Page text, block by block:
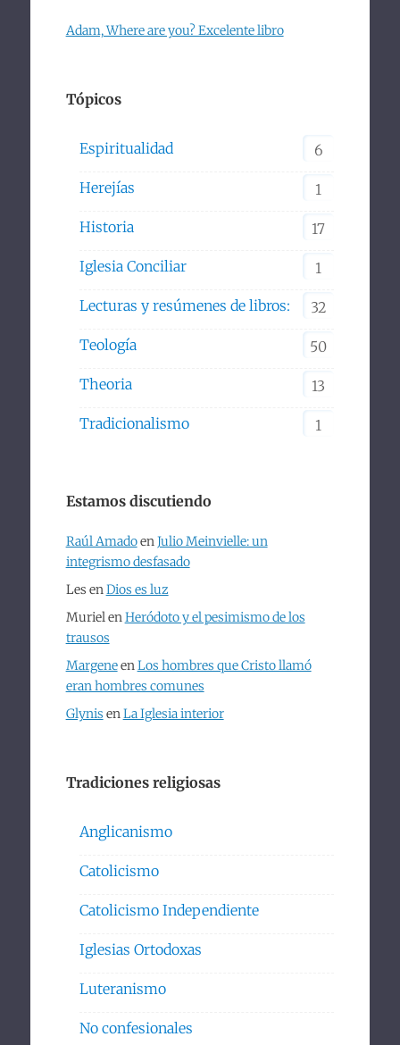
Adam, Where are you? Excelente libro
Tópicos
Espiritualidad 6
Herejías 1
Historia 17
Iglesia Conciliar 1
Lecturas y resúmenes de libros: 32
Teología 50
Theoria 13
Tradicionalismo 1
Estamos discutiendo
Raúl AmadoenJulio Meinvielle: un
integrismo desfasado
Les enDios es luz
MurielenHeródoto y el pesimismo de los
trausos
MargeneenLos hombres que Cristo llamó
eran hombres comunes
Glynis enLa Iglesia interior
Tradiciones religiosas
Anglicanismo
Catolicismo
Catolicismo Independiente
Iglesias Ortodoxas
Luteranismo
No confesionales